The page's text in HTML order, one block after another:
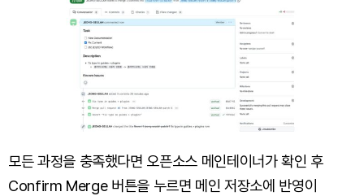
모든 과정을 충족했다면 오픈소스 메인테이너가 확인 후
Confirm Merge 버튼을 누르면 메인 저장소에 반영이